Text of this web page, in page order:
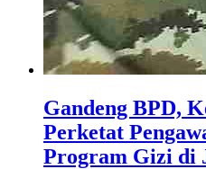
Gandeng BPD,
Perketat
Program Gizi di